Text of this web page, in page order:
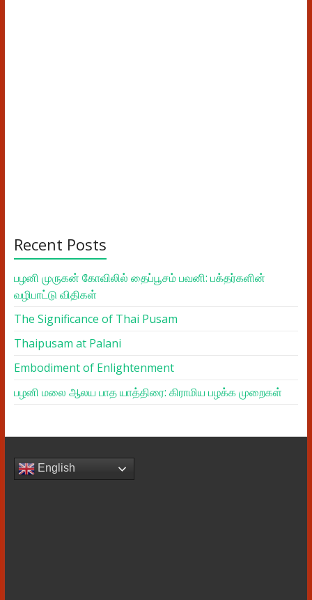
Recent Posts
பழனி முருகன் கோவிலில் தைப்பூசம் பவனி: பக்தர்களின்
வழிபாட்டு விதிகள்
The Significance of Thai Pusam
Thaipusam at Palani
Embodiment of Enlightenment
பழனி மலை ஆலய பாத யாத்திரை: கிராமிய பழக்க முறைகள்
English